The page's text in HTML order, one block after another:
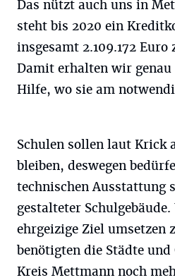
Das nützt auch uns in
steht bis 2020 ein
insgesamt 2.109.172 Euro
Damit erhalten wir
Hilfe, wo sie am
Schulen sollen laut Krick
bleiben, deswegen
technischen Ausstattung
gestalteter Schulgebäude.
ehrgeizige Ziel umsetzen
benötigten die Städte
Kreis Mettmann noch